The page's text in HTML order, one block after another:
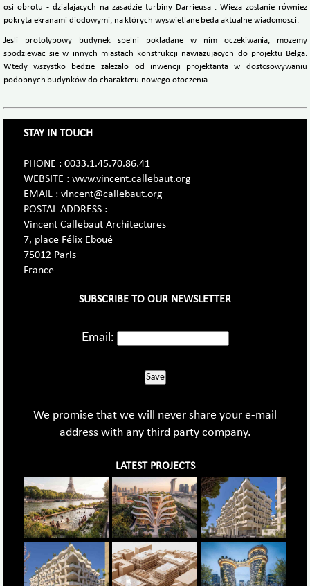
osi obrotu - dzialajacych na zasadzie turbiny Darrieusa . Wieza zostanie równiez
pokryta ekranami diodowymi, na których wyswietlane beda aktualne wiadomosci.
Jesli prototypowy budynek spelni pokladane w nim oczekiwania, mozemy
spodziewac sie w innych miastach konstrukcji nawiazujacych do projektu Belga.
Wtedy wszystko bedzie zalezalo od inwencji projektanta w dostosowywaniu
podobnych budynków do charakteru nowego otoczenia.
STAY IN TOUCH
PHONE : 0033.1.45.70.86.41
WEBSITE : www.vincent.callebaut.org
EMAIL : vincent@callebaut.org
POSTAL ADDRESS :
Vincent Callebaut Architectures
7, place Félix Eboué
75012 Paris
France
SUBSCRIBE TO OUR NEWSLETTER
Email:
Save
We promise that we will never share your e-mail
address with any third party company.
LATEST PROJECTS